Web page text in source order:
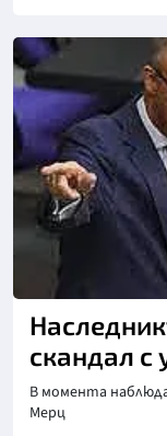
скандал с
В момента
Мерц